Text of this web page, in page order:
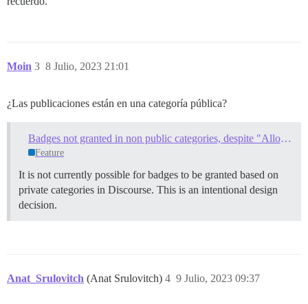
Moin 8 Julio, 2023 21:01
3
¿Las publicaciones están en una categoría pública?
Badges not granted in non public categories, despite "Allow granting of badges in this category" turned on
Feature
It is not currently possible for badges to be granted based on
private categories in Discourse. This is an intentional design
decision.
Anat_Srulovitch (Anat Srulovitch) 9 Julio, 2023 09:37
4